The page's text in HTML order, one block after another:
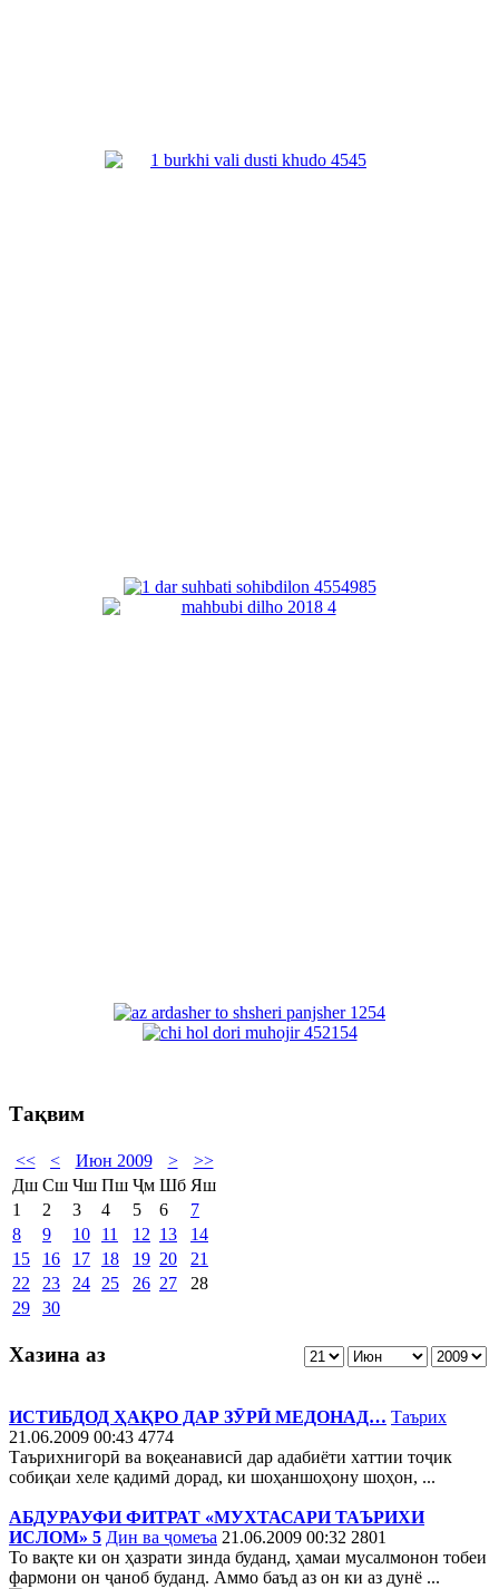
Тақвим
<< < Июн 2009 >
>>
Дш Сш Чш Пш Ҷм Шб Яш
1
2 3 4 5 6
7
8
9 10 11 12 13
14
15
16 17 18 19 20
21
22
23 24 25 26 27
28
29
30
Хазина аз
ИСТИБДОД ҲАҚРО ДАР ЗӮРӢ МЕДОНАД… Таърих
21.06.2009 00:43 4774
Таърихнигорӣ ва воқеанависӣ дар адабиёти хаттии тоҷик
собиқаи хеле қадимӣ дорад, ки шоҳаншоҳону шоҳон, ...
АБДУРАУФИ ФИТРАТ «МУХТАСАРИ ТАЪРИХИ
ИСЛОМ» 5 Дин ва ҷомеъа 21.06.2009 00:32 2801
То вақте ки он ҳазрати зинда буданд, ҳамаи мусалмонон тобеи
фармони он ҷаноб буданд. Аммо баъд аз он ки аз дунё ...